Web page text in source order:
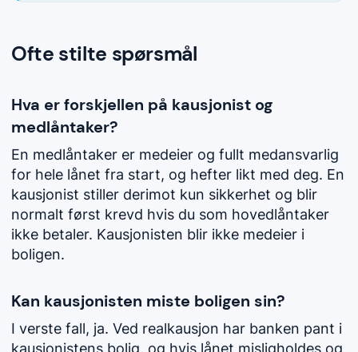
Ofte stilte spørsmål
Hva er forskjellen på kausjonist og
medlåntaker?
En medlåntaker er medeier og fullt medansvarlig
for hele lånet fra start, og hefter likt med deg. En
kausjonist stiller derimot kun sikkerhet og blir
normalt først krevd hvis du som hovedlåntaker
ikke betaler. Kausjonisten blir ikke medeier i
boligen.
Kan kausjonisten miste boligen sin?
I verste fall, ja. Ved realkausjon har banken pant i
kausjonistens bolig, og hvis lånet misligholdes og